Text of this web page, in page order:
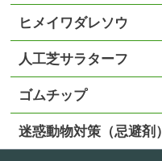
ヒメイワダレソウ
人工芝サラターフ
ゴムチップ
迷惑動物対策（忌避剤）